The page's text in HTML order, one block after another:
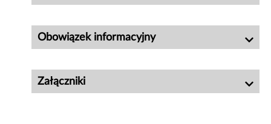
Obowiązek informacyjny
Załączniki